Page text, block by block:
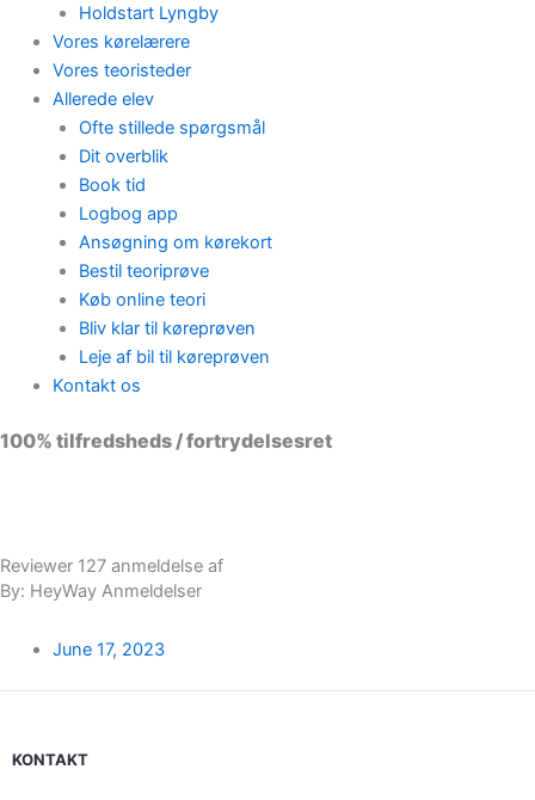
Holdstart Lyngby
Vores kørelærere
Vores teoristeder
Allerede elev
Ofte stillede spørgsmål
Dit overblik
Book tid
Logbog app
Ansøgning om kørekort
Bestil teoriprøve
Køb online teori
Bliv klar til køreprøven
Leje af bil til køreprøven
Kontakt os
100% tilfredsheds / fortrydelsesret
Reviewer 127 anmeldelse af
By: HeyWay Anmeldelser
June 17, 2023
KONTAKT